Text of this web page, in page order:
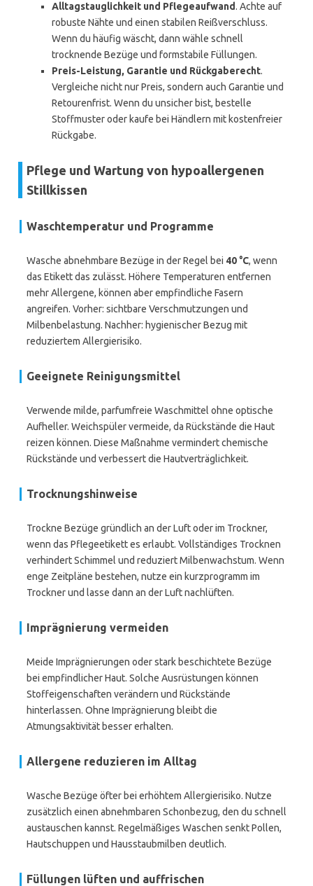
Alltagstauglichkeit und Pflegeaufwand. Achte auf
robuste Nähte und einen stabilen Reißverschluss.
Wenn du häufig wäscht, dann wähle schnell
trocknende Bezüge und formstabile Füllungen.
Preis-Leistung, Garantie und Rückgaberecht.
Vergleiche nicht nur Preis, sondern auch Garantie und
Retourenfrist. Wenn du unsicher bist, bestelle
Stoffmuster oder kaufe bei Händlern mit kostenfreier
Rückgabe.
Pflege und Wartung von hypoallergenen
Stillkissen
Waschtemperatur und Programme
Wasche abnehmbare Bezüge in der Regel bei 40 °C, wenn
das Etikett das zulässt. Höhere Temperaturen entfernen
mehr Allergene, können aber empfindliche Fasern
angreifen. Vorher: sichtbare Verschmutzungen und
Milbenbelastung. Nachher: hygienischer Bezug mit
reduziertem Allergierisiko.
Geeignete Reinigungsmittel
Verwende milde, parfumfreie Waschmittel ohne optische
Aufheller. Weichspüler vermeide, da Rückstände die Haut
reizen können. Diese Maßnahme vermindert chemische
Rückstände und verbessert die Hautverträglichkeit.
Trocknungshinweise
Trockne Bezüge gründlich an der Luft oder im Trockner,
wenn das Pflegeetikett es erlaubt. Vollständiges Trocknen
verhindert Schimmel und reduziert Milbenwachstum. Wenn
enge Zeitpläne bestehen, nutze ein kurzprogramm im
Trockner und lasse dann an der Luft nachlüften.
Imprägnierung vermeiden
Meide Imprägnierungen oder stark beschichtete Bezüge
bei empfindlicher Haut. Solche Ausrüstungen können
Stoffeigenschaften verändern und Rückstände
hinterlassen. Ohne Imprägnierung bleibt die
Atmungsaktivität besser erhalten.
Allergene reduzieren im Alltag
Wasche Bezüge öfter bei erhöhtem Allergierisiko. Nutze
zusätzlich einen abnehmbaren Schonbezug, den du schnell
austauschen kannst. Regelmäßiges Waschen senkt Pollen,
Hautschuppen und Hausstaubmilben deutlich.
Füllungen lüften und auffrischen